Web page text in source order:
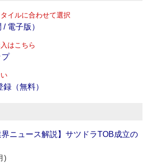
イルに合わせて選択
電子版）
はこちら
プ
（無料）
界ニュース解説】サツドラTOB成立の
)